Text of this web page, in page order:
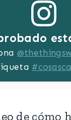
de cómo